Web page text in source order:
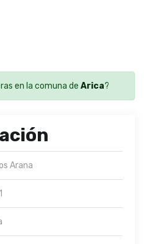
en la comuna de Arica?
Arana